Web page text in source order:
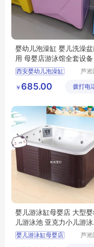
婴幼儿泡澡缸 婴儿洗澡
用 母婴店游泳馆全套设备
西安婴幼儿泡澡缸
母婴店游泳馆全套设备
芦淞
童游
￥ 685.00 拨打电
婴儿游泳缸母婴店 大型婴
儿游泳池 亚克力小儿游泳
缸
婴儿游泳缸母婴店
芦淞